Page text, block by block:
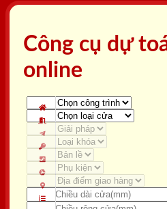
Công cụ dự
online